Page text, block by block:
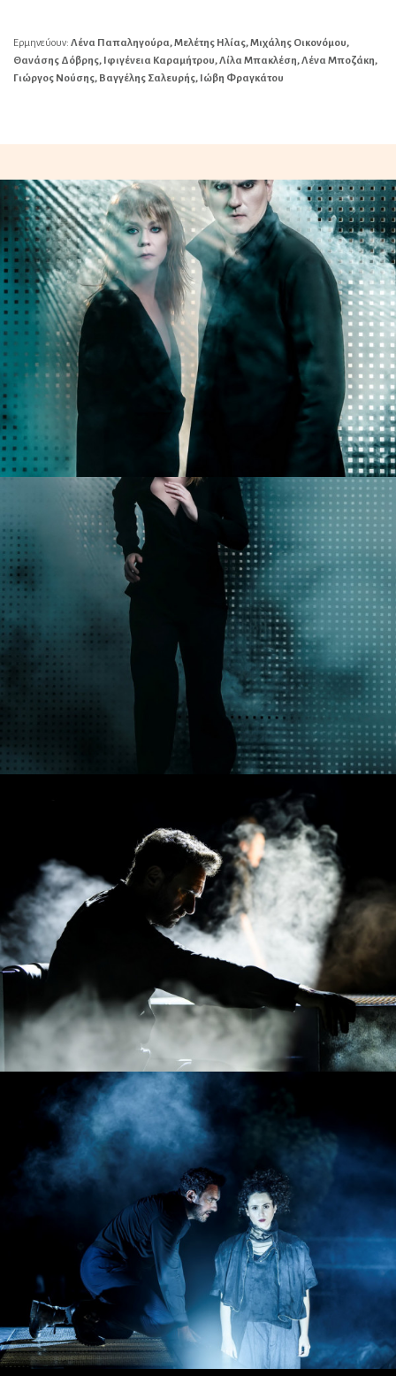
Ερμηνεύουν: Λένα Παπαληγούρα, Μελέτης Ηλίας, Μιχάλης Οικονόμου,
Θανάσης Δόβρης, Ιφιγένεια Καραμήτρου, Λίλα Μπακλέση, Λένα Μποζάκη,
Γιώργος Νούσης, Βαγγέλης Σαλευρής, Ιώβη Φραγκάτου